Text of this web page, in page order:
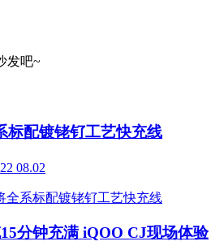
发吧~
标配镀铑钌工艺快充线
22 08.02
分钟充满 iQOO CJ现场体验